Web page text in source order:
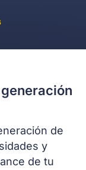
de
y
de tu